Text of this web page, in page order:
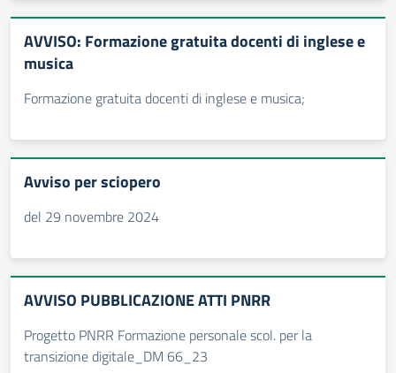
AVVISO: Formazione gratuita docenti di inglese e
musica
Formazione gratuita docenti di inglese e musica;
Avviso per sciopero
del 29 novembre 2024
AVVISO PUBBLICAZIONE ATTI PNRR
Progetto PNRR Formazione personale scol. per la
transizione digitale_DM 66_23